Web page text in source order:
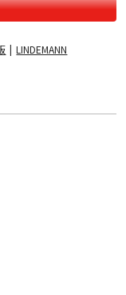
| LINDEMANN